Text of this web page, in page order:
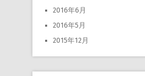
2016年6月
2016年5月
2015年12月